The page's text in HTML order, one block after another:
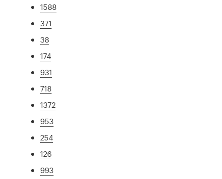
1588
371
38
174
931
718
1372
953
254
126
993